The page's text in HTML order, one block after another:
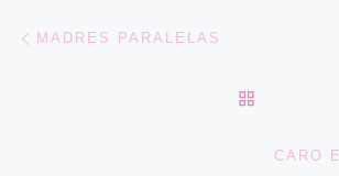
Navigazione articoli
MADRES PARALELAS
CARO